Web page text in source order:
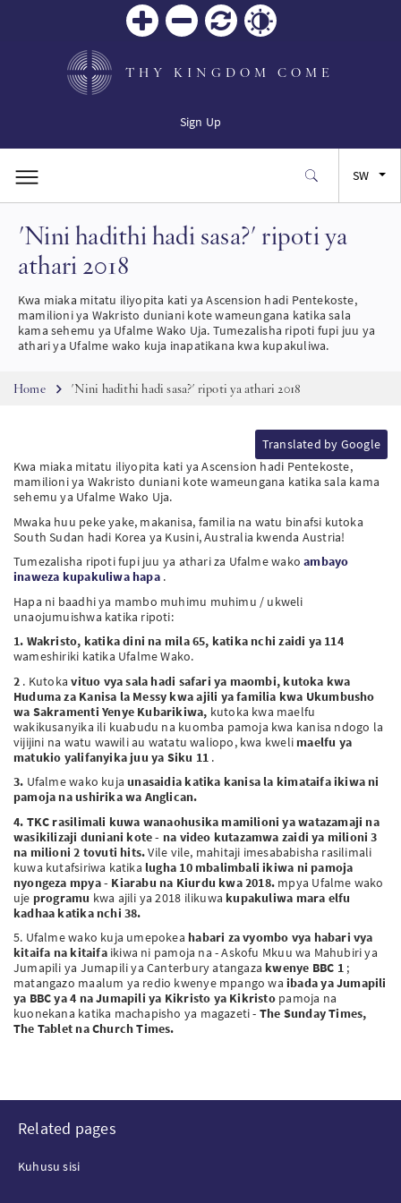
THY KINGDOM COME
Sign Up
JA
SW
KO
'Nini hadithi hadi sasa?' ripoti ya
athari 2018
Kwa miaka mitatu iliyopita kati ya Ascension hadi Pentekoste,
mamilioni ya Wakristo duniani kote wameungana katika sala
kama sehemu ya Ufalme Wako Uja. Tumezalisha ripoti fupi juu ya
athari ya Ufalme wako kuja inapatikana kwa kupakuliwa.
Breadcrumb
Home 'Nini hadithi hadi sasa?' ripoti ya athari 2018
Translated by Google
Kwa miaka mitatu iliyopita kati ya Ascension hadi Pentekoste,
mamilioni ya Wakristo duniani kote wameungana katika sala kama
sehemu ya Ufalme Wako Uja.
Mwaka huu peke yake, makanisa, familia na watu binafsi kutoka
South Sudan hadi Korea ya Kusini, Australia kwenda Austria!
Tumezalisha ripoti fupi juu ya athari za Ufalme wakoambayo
inaweza kupakuliwa hapa.
Hapa ni baadhi ya mambo muhimu muhimu / ukweli
unaojumuishwa katika ripoti:
1. Wakristo, katika dini na mila 65, katika nchi zaidi ya 114
wameshiriki katika Ufalme Wako.
2 . Kutokavituo vya sala hadi safari ya maombi, kutoka kwa
Huduma za Kanisa la Messy kwa ajili ya familia kwa Ukumbusho
wa Sakramenti Yenye Kubarikiwa, kutoka kwa maelfu
wakikusanyika ili kuabudu na kuomba pamoja kwa kanisa ndogo la
vijijini na watu wawili au watatu waliopo, kwa kweli maelfu ya
matukio yalifanyika juu ya Siku 11 .
3. Ufalme wako kujaunasaidia katika kanisa la kimataifa ikiwa ni
pamoja na ushirika wa Anglican.
4. TKC rasilimali kuwa wanaohusika mamilioni ya watazamaji na
wasikilizaji duniani kote - na video kutazamwa zaidi ya milioni 3
na milioni 2 tovuti hits.Vile vile, mahitaji imesababisha rasilimali
kuwa kutafsiriwa katika lugha 10 mbalimbali ikiwa ni pamoja
nyongeza mpya - Kiarabu na Kiurdu kwa 2018. mpya Ufalme wako
uje programu kwa ajili ya 2018 ilikuwa kupakuliwa mara elfu
kadhaa katika nchi 38.
5. Ufalme wako kuja umepokea habari za vyombo vya habari vya
kitaifa na kitaifaikiwa ni pamoja na - Askofu Mkuu wa Mahubiri ya
Jumapili ya Jumapili ya Canterbury atangaza kwenye BBC 1;
matangazo maalum ya redio kwenye mpango waibada ya Jumapili
ya BBC ya 4 na Jumapili ya Kikristo ya Kikristopamoja na
kuonekana katika machapisho ya magazeti - The Sunday Times,
The Tablet na Church Times.
Related pages
Kuhusu sisi